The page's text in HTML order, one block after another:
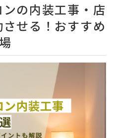
の内装工事・店
せる！おすすめ